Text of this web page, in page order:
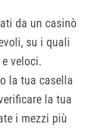
da un casinò
su i quali
veloci.
la tua casella
la tua
i mezzi più